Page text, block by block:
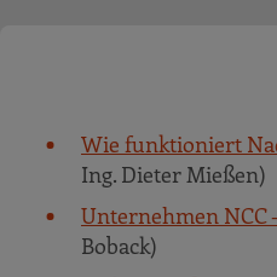
Wie funktioniert
Ing. Dieter Mießen)
Unternehmen NCC
Boback)